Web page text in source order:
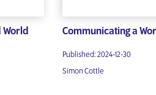
World Communicating a
Published: 2024-12-30
Simon Cottle